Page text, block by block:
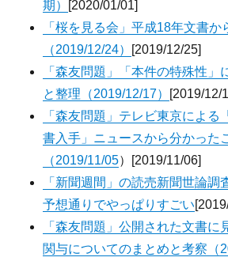
期） [2020/01/01]
「桜を見る会」平成18年文書か
（2019/12/24） [2019/12/25]
「森友問題」「本件の特殊性」
と整理（2019/12/17） [2019/12/
「森友問題」テレビ東京による
書入手」ニュースから分かった
（2019/11/05）[2019/11/06]
「新聞週間」の読売新聞世論調
予想通りでやっぱりすごい
「森友問題」公開された文書に
関与についてのまとめと考察（